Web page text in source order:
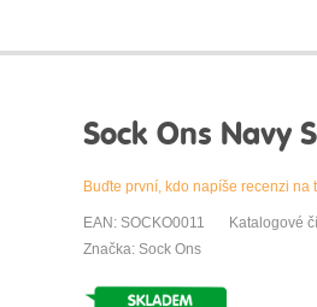
Sock Ons Navy
Buďte první, kdo napíše recenzi na
EAN: SOCKO0011
Katalogové
Značka: Sock Ons